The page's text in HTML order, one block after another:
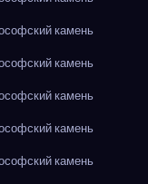
камень
камень
камень
камень
камень